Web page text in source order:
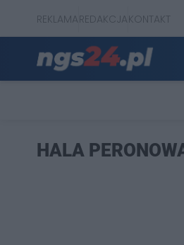
REKLAMAREDAKCJAKONTAKT
HALA